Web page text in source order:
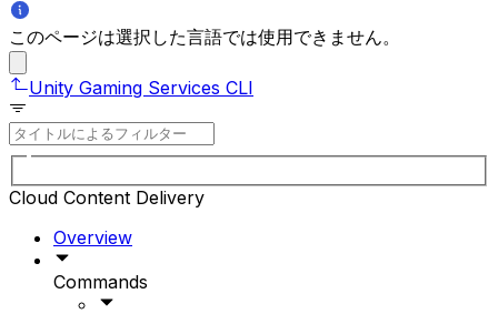
このページは選択した言語では使用できません。
Unity Gaming Services CLI
Cloud Content Delivery
Overview
Commands